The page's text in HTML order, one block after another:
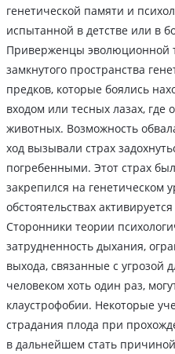
генетической памяти и
испытанной в детстве или в
Приверженцы эволюционной
замкнутого пространства
предков, которые боялись
входом или тесных лазах, где
животных. Возможность
ход вызывали страх
погребенными. Этот страх
закрепился на генетическом
обстоятельствах
Сторонники теории
затрудненность дыхания,
выхода, связанные с
человеком хоть один раз,
клаустрофобии. Некоторые
страдания плода при
в дальнейшем стать